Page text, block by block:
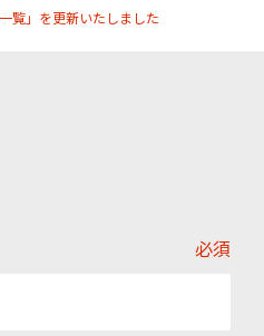
一覧」を更新いたしました
必須